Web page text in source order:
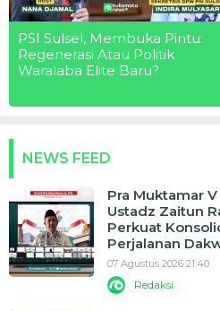
PSI Sulsel, Membuka Pintu:
Regenerasi Atau Politik
Waralaba Elite Baru?
NEWS FEED
Pra Muktamar
Ustadz Zaitun
Perkuat
Perjalanan
07 Agustus 2026 21:40
Redaksi